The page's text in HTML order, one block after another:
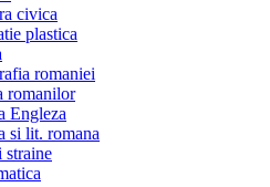
civica
plastica
romaniei
romanilor
Engleza
si lit. romana